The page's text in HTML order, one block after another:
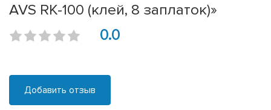
AVS RK-100 (клей, 8 заплаток)»
0.0
Добавить отзыв